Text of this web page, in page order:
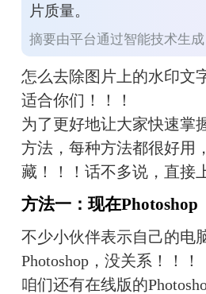
片质量。
摘要由平台通过智能技术生成
怎么去除图片上的水印文
适合你们！！！
为了更好地让大家快速掌
方法，每种方法都很好用
藏！！！话不多说，直接
方法一：现在Photoshop
不少小伙伴表示自己的电
Photoshop，没关系！！！
咱们还有在线版的